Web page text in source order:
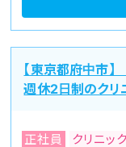
【東京都府中市
週休2日制のクリ
正社員 クリニック